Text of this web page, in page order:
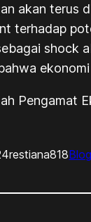
akan terus
terhadap
shock
Pengamat
restiana818Blog